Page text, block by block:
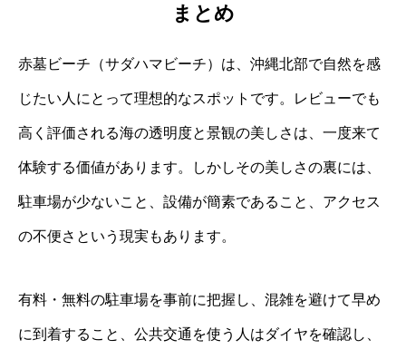
まとめ
赤墓ビーチ（サダハマビーチ）は、沖縄北部で自然を感
じたい人にとって理想的なスポットです。レビューでも
高く評価される海の透明度と景観の美しさは、一度来て
体験する価値があります。しかしその美しさの裏には、
駐車場が少ないこと、設備が簡素であること、アクセス
の不便さという現実もあります。
有料・無料の駐車場を事前に把握し、混雑を避けて早め
に到着すること、公共交通を使う人はダイヤを確認し、